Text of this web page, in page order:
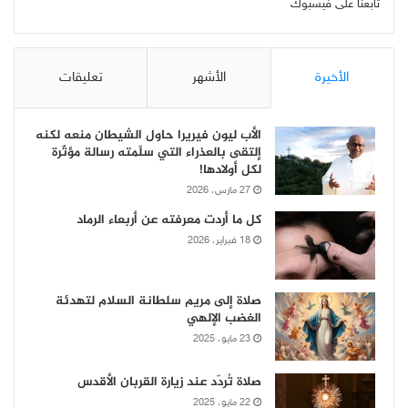
تابعنا على فيسبوك
الأخيرة الأشهر تعليقات
الأب ليون فيريرا حاول الشيطان منعه لكنه
إلتقى بالعذراء التي سلّمته رسالة مؤثّرة
لكل أولادها!
27 مارس، 2026
كل ما أردت معرفته عن أربعاء الرماد
18 فبراير، 2026
صلاة إلى مريم سلطانة السلام لتهدئة
الغضب الإلهي
23 مايو، 2025
صلاة تُردّد عند زيارة القربان الأقدس
22 مايو، 2025